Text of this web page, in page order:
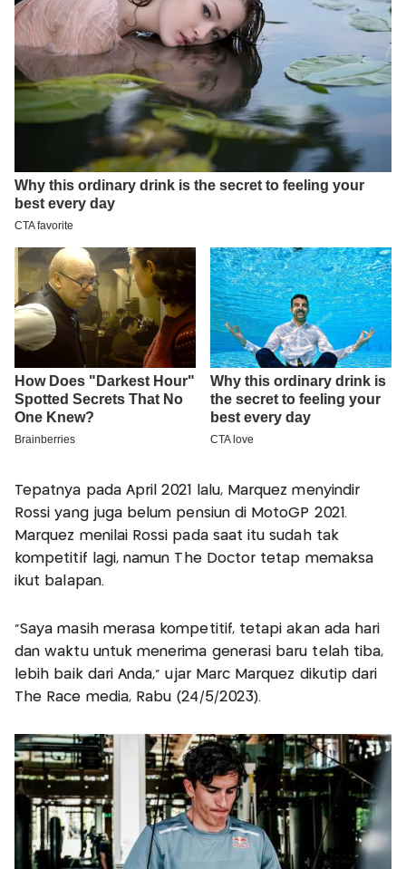
Tepatnya pada April 2021 lalu, Marquez menyindir
Rossi yang juga belum pensiun di MotoGP 2021.
Marquez menilai Rossi pada saat itu sudah tak
kompetitif lagi, namun The Doctor tetap memaksa
ikut balapan.
“Saya masih merasa kompetitif, tetapi akan ada hari
dan waktu untuk menerima generasi baru telah tiba,
lebih baik dari Anda,” ujar Marc Marquez dikutip dari
The Race media, Rabu (24/5/2023).